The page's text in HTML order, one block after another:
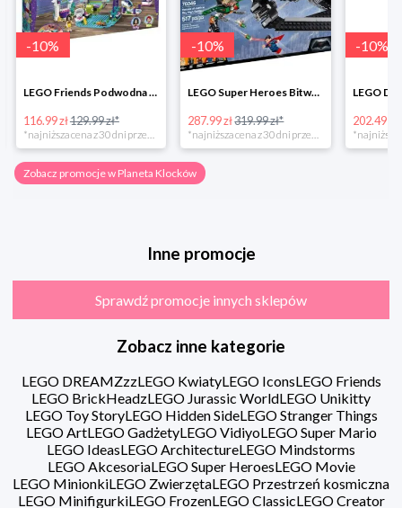
-10%
LEGO Friends Podwodna Frajda w super cenie
116.99 zł129.99 zł*
*najniższa cena z 30 dni przed obniżką
-10%
LEGO Super Heroes Bitwa powietrzna w super cenie
287.99 zł 319.99 zł*
*najniższa cena z 30 dni przed obniżką
-10%
202.49 zł
Zobacz promocje w Planeta Klocków
Inne promocje
Sprawdź promocje innych sklepów
Zobacz inne kategorie
LEGO DREAMZzzLEGO KwiatyLEGO IconsLEGO Friends
LEGO BrickHeadzLEGO Jurassic WorldLEGO Unikitty
LEGO Toy StoryLEGO Hidden SideLEGO Stranger Things
LEGO ArtLEGO GadżetyLEGO VidiyoLEGO Super Mario
LEGO IdeasLEGO ArchitectureLEGO Mindstorms
LEGO AkcesoriaLEGO Super HeroesLEGO Movie
LEGO MinionkiLEGO ZwierzętaLEGO Przestrzeń kosmiczna
LEGO MinifigurkiLEGO FrozenLEGO ClassicLEGO Creator